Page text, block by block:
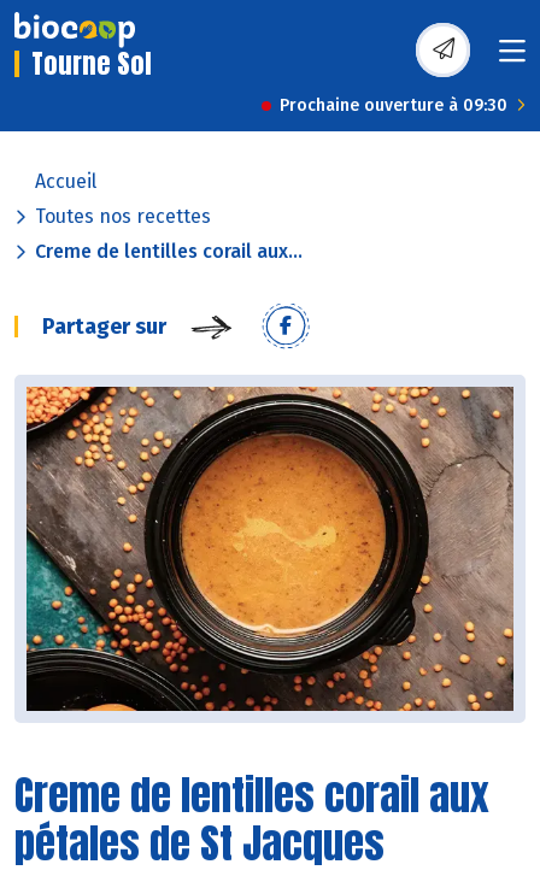
Tourne Sol
Prochaine ouverture à 09:30
Accueil
Toutes nos recettes
Creme de lentilles corail aux...
Partager sur
Creme de lentilles corail aux
pétales de St Jacques